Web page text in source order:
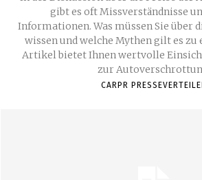
gibt es oft Missverständnisse
Informationen. Was müssen Sie über
wissen und welche Mythen gilt es zu
Artikel bietet Ihnen wertvolle
zur
CARPR